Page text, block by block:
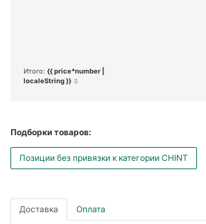
Итого: {{ price*number |
localeString }}
Подборки товаров:
Позиции без привязки к категории CHINT
Доставка Оплата